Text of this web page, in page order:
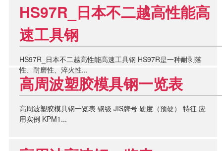
HS97R_日本不二越高性能高
速工具钢
HS97R_日本不二越高性能高速工具钢 HS97R是一种耐剥落
性、耐磨性、淬火性...
高周波塑胶模具钢一览表
高周波塑胶模具钢一览表 钢级 JIS牌号 硬度（预硬） 特征 应
用实例 KPM1...